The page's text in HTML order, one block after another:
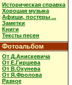
Историческая справка
Хорошая музыка
Афиши, постеры ...
Заметки
Книги
Тексты песен
Фотоальбом
От Д.Анискевича
От Е.Гиршева
От В.Окунева
От Я.Фролова
Разное